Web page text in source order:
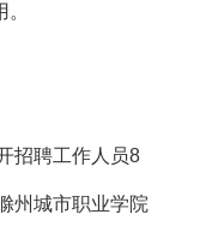
招聘工作人员8
州城市职业学院